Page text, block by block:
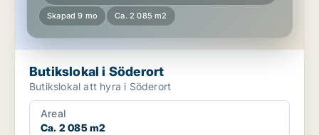
Skapad 9 mo Ca. 2 085 m2
Butikslokal i Söderort
Butikslokal att hyra i Söderort
Areal
Ca. 2 085 m2